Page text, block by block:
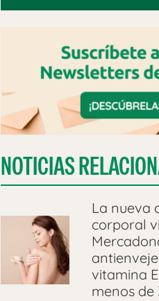
NOTICIAS
La nueva
corporal
vitamina
menos de